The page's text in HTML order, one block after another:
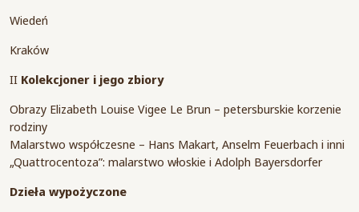
Wiedeń
Kraków
II Kolekcjoner i jego zbiory
Obrazy Elizabeth Louise Vigee Le Brun – petersburskie korzenie
rodziny
Malarstwo współczesne – Hans Makart, Anselm Feuerbach i inni
„Quattrocentoza”: malarstwo włoskie i Adolph Bayersdorfer
Dzieła wypożyczone